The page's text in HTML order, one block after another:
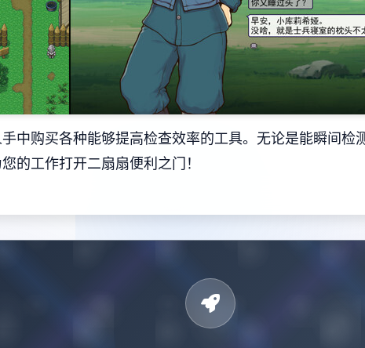
中购买各种能够提高检查效率的工具。无论是能瞬间检
的工作打开二扇扇便利之门！